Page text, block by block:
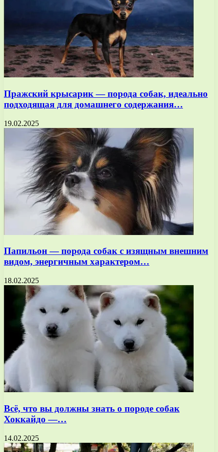
Пражский крысарик — порода собак, идеально
подходящая для домашнего содержания…
19.02.2025
Папильон — порода собак с изящным внешним
видом, энергичным характером…
18.02.2025
Всё, что вы должны знать о породе собак
Хоккайдо —…
14.02.2025